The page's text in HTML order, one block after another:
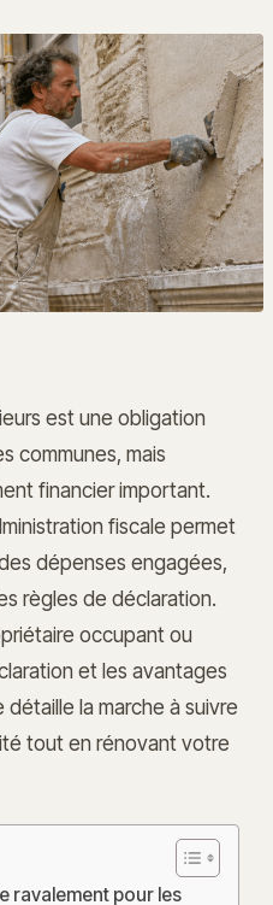
est une obligation
communes, mais
financier important.
fiscale permet
dépenses engagées,
règles de déclaration.
occupant ou
et les avantages
la marche à suivre
tout en rénovant votre
ravalement pour les